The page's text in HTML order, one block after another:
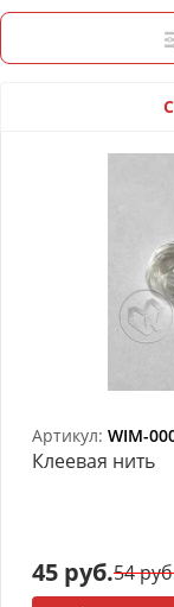
Модели
Готовые
Товары
Артикул: WIM-
Клеевая нить
45 руб.54